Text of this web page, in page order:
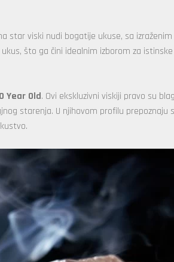
star viski nudi bogatije ukuse, sa
što ga čini idealnim izborom za
Year Old. Ovi ekskluzivni viskiji pravo su
starenja. U njihovom profilu prepoznaju